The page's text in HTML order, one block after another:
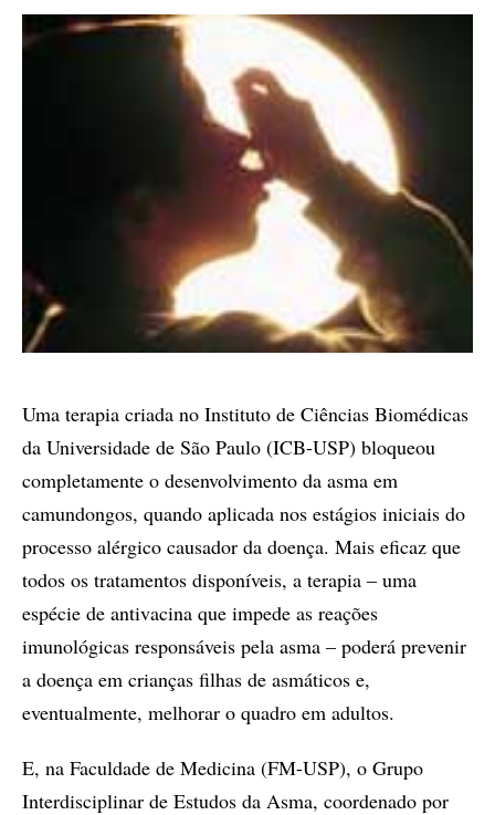
Uma terapia criada no Instituto de Ciências Biomédicas
da Universidade de São Paulo (ICB-USP) bloqueou
completamente o desenvolvimento da asma em
camundongos, quando aplicada nos estágios iniciais do
processo alérgico causador da doença. Mais eficaz que
todos os tratamentos disponíveis, a terapia – uma
espécie de antivacina que impede as reações
imunológicas responsáveis pela asma – poderá prevenir
a doença em crianças filhas de asmáticos e,
eventualmente, melhorar o quadro em adultos.
E, na Faculdade de Medicina (FM-USP), o Grupo
Interdisciplinar de Estudos da Asma, coordenado por